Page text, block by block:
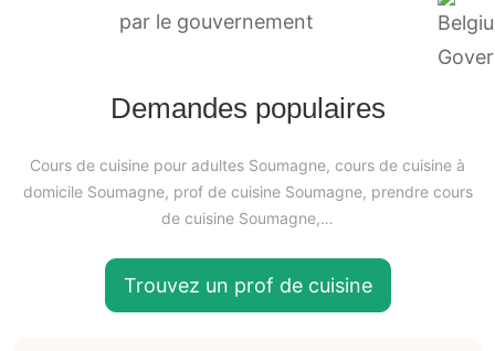
par le gouvernement
Demandes populaires
Cours de cuisine pour adultes Soumagne, cours de cuisine à
domicile Soumagne, prof de cuisine Soumagne, prendre cours
de cuisine Soumagne,…
Trouvez un prof de cuisine